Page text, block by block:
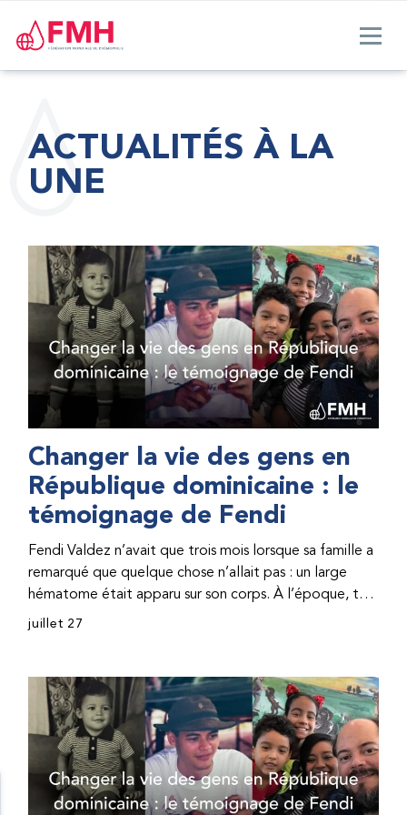
ACTUALITÉS À LA
UNE
Changer la vie des gens en
République dominicaine : le
témoignage de Fendi
Fendi Valdez n’avait que trois mois lorsque sa famille a
remarqué que quelque chose n’allait pas : un large
hématome était apparu sur son corps. À l’époque, très
peu de professionnel·les de santé de République
correct, le traitement était encore largement
indisponible. Les concentrés de facteur étaient chers
et difficiles à se procurer. Afin que son traitement dure
plus longtemps, Fendi prenait parfois une dose
inférieure à celle prescrite. À cause de ces soins limités,
il avait fréquemment des saignements, manquait
juillet 27